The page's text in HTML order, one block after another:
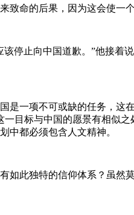
致命的后果，因为这会使一
停止向中国道歉。”他接
是一项不可或缺的任务，
目标与中国的愿景有相似
中都必须包含人文精神。
如此独特的信仰体系？虽